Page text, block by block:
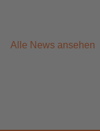
Alle News ansehen